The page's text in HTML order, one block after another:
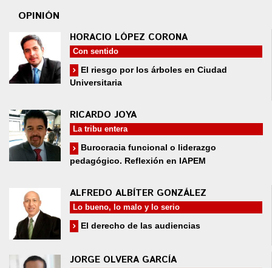
OPINIÓN
HORACIO LÓPEZ CORONA
Con sentido
El riesgo por los árboles en Ciudad
Universitaria
RICARDO JOYA
La tribu entera
Burocracia funcional o liderazgo
pedagógico. Reflexión en IAPEM
ALFREDO ALBÍTER GONZÁLEZ
Lo bueno, lo malo y lo serio
El derecho de las audiencias
JORGE OLVERA GARCÍA